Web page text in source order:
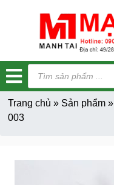
Tìm
kiếm
sản
phẩm
Trang chủ » Sản phẩm»
003